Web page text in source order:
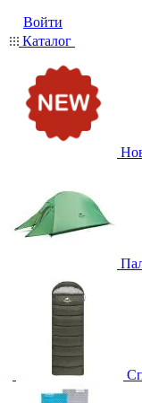
Войти
Каталог